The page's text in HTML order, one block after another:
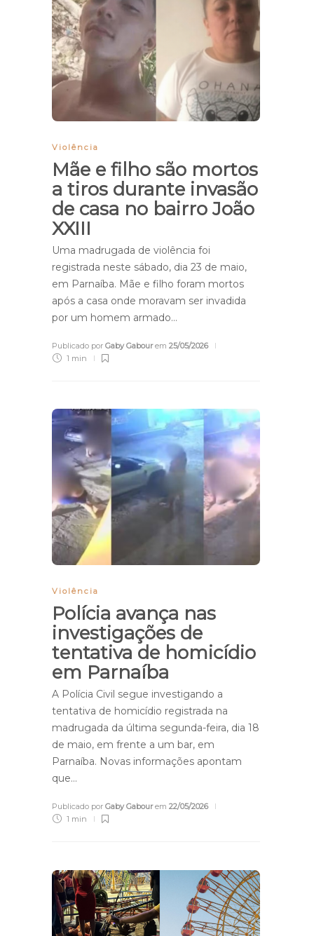
Violência
Mãe e filho são mortos
a tiros durante invasão
de casa no bairro João
XXIII
Uma madrugada de violência foi
registrada neste sábado, dia 23 de maio,
em Parnaíba. Mãe e filho foram mortos
após a casa onde moravam ser invadida
por um homem armado…
Publicado por Gaby Gabourem 25/05/2026
1 min
Violência
Polícia avança nas
investigações de
tentativa de homicídio
em Parnaíba
A Polícia Civil segue investigando a
tentativa de homicídio registrada na
madrugada da última segunda-feira, dia 18
de maio, em frente a um bar, em
Parnaíba. Novas informações apontam
que…
Publicado por Gaby Gabourem 22/05/2026
1 min